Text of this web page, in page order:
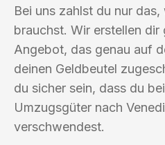
Bei uns zahlst du nur
brauchst. Wir erstellen dir
Angebot, das genau auf
deinen Geldbeutel
du sicher sein, dass du
Umzugsgüter nach
verschwendest.